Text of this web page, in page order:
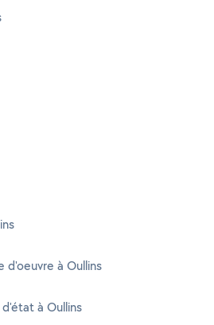
à Oullins
à Oullins